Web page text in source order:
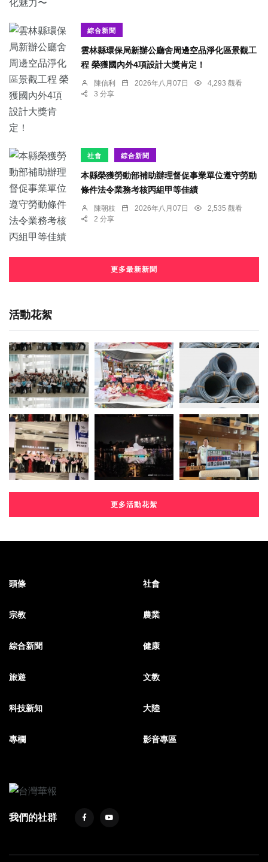
綜合新聞
雲林縣環保局新辦公廳舍周邊空品淨化區景觀工
程 榮獲國內外4項設計大獎肯定！
陳信利 2026年八月07日
4,293 觀看
3 分享
社會 綜合新聞
本縣榮獲勞動部補助辦理督促事業單位遵守勞動
條件法令業務考核丙組甲等佳績
陳朝枝 2026年八月07日
2,535 觀看
2 分享
更多最新新聞
活動花絮
更多活動花絮
頭條 社會
宗教 農業
綜合新聞 健康
旅遊 文教
科技新知 大陸
專欄 影音專區
我們的社群